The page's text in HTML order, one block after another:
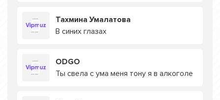
Тахмина Умалатова
В синих глазах
ODGO
Ты свела с ума меня тону я в алкоголе